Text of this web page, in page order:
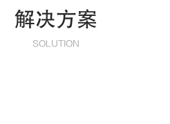
解决方案
SOLUTION